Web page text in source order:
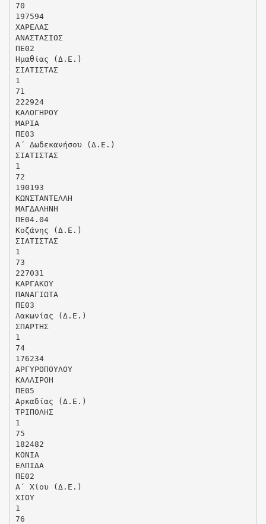
70
197594
ΧΑΡΕΛΑΣ
ΑΝΑΣΤΑΣΙΟΣ
ΠΕ02
Ημαθίας (Δ.Ε.)
ΣΙΑΤΙΣΤΑΣ
1
71
222924
ΚΑΛΟΓΗΡΟΥ
ΜΑΡΙΑ
ΠΕ03
Α΄ Δωδεκανήσου (Δ.Ε.)
ΣΙΑΤΙΣΤΑΣ
1
72
190193
ΚΩΝΣΤΑΝΤΕΛΛΗ
ΜΑΓΔΑΛΗΝΗ
ΠΕ04.04
Κοζάνης (Δ.Ε.)
ΣΙΑΤΙΣΤΑΣ
1
73
227031
ΚΑΡΓΑΚΟΥ
ΠΑΝΑΓΙΩΤΑ
ΠΕ03
Λακωνίας (Δ.Ε.)
ΣΠΑΡΤΗΣ
1
74
176234
ΑΡΓΥΡΟΠΟΥΛΟΥ
ΚΑΛΛΙΡΟΗ
ΠΕ05
Αρκαδίας (Δ.Ε.)
ΤΡΙΠΟΛΗΣ
1
75
182482
ΚΟΝΙΑ
ΕΛΠΙΔΑ
ΠΕ02
Α΄ Χίου (Δ.Ε.)
ΧΙΟΥ
1
76